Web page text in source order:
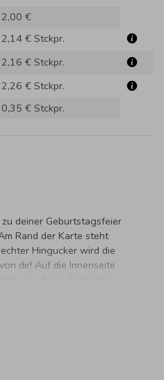
2,00 €
2,14 € Stckpr.
2,16 € Stckpr.
2,26 € Stckpr.
0,35 € Stckpr.
deiner Geburtstagsfeier
Rand der Karte steht
Hingucker wird die
dir! Auf die Innenseite